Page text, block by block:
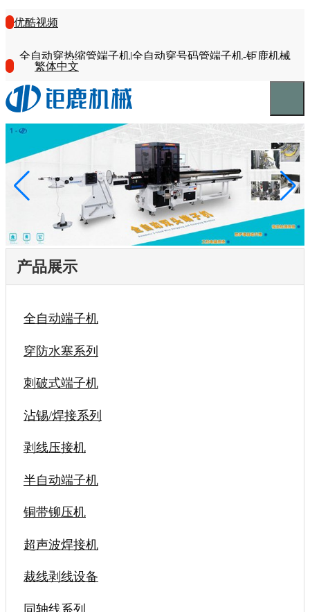
优酷视频
全自动穿热缩管端子机|全自动穿号码管端子机-钜鹿机械
繁体中文
产品展示
全自动端子机
穿防水塞系列
刺破式端子机
沾锡/焊接系列
剥线压接机
半自动端子机
铜带铆压机
超声波焊接机
裁线剥线设备
同轴线系列